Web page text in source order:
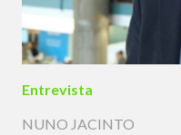
Entrevista
NUNO JACINTO